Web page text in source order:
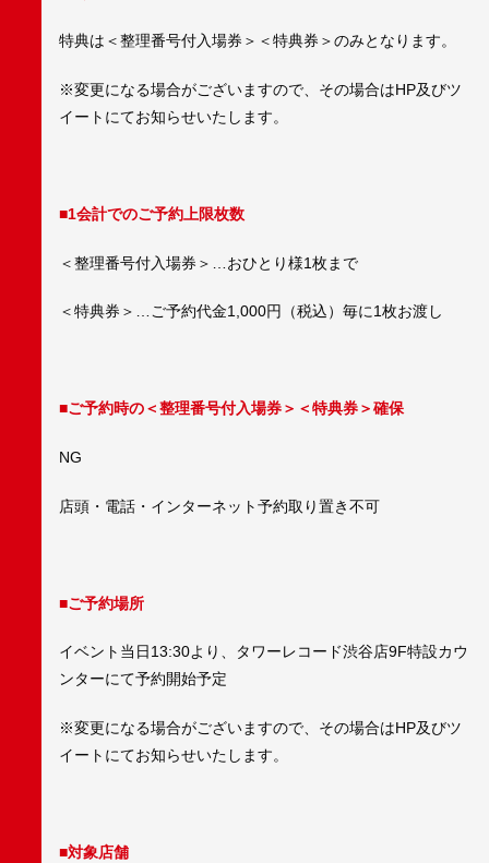
特典は＜整理番号付入場券＞＜特典券＞のみとなります。
※変更になる場合がございますので、その場合はHP及びツ
イートにてお知らせいたします。
■1会計でのご予約上限枚数
＜整理番号付入場券＞…おひとり様1枚まで
＜特典券＞…ご予約代金1,000円（税込）毎に1枚お渡し
■ご予約時の＜整理番号付入場券＞＜特典券＞確保
NG
店頭・電話・インターネット予約取り置き不可
■ご予約場所
イベント当日13:30より、タワーレコード渋谷店9F特設カウ
ンターにて予約開始予定
※変更になる場合がございますので、その場合はHP及びツ
イートにてお知らせいたします。
■対象店舗